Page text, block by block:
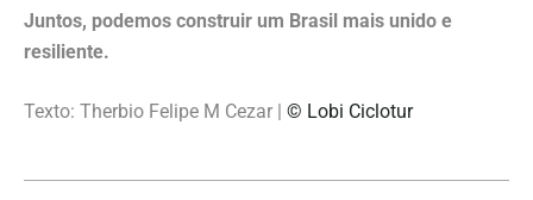
Juntos, podemos construir um Brasil mais unido e
resiliente.
Texto: Therbio Felipe M Cezar | © Lobi Ciclotur